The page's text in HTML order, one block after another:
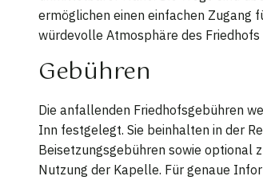
ermöglichen einen einfachen Zugang
würdevolle Atmosphäre des
Gebühren
Die anfallenden Friedhofsgebühren
Inn festgelegt. Sie beinhalten in der
Beisetzungsgebühren sowie optional
Nutzung der Kapelle. Für genaue